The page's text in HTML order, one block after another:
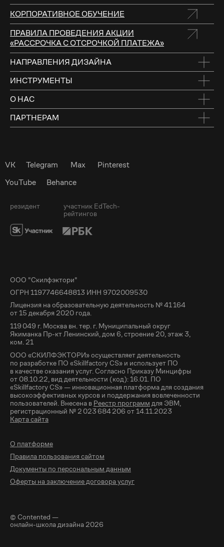
КОРПОРАТИВНОЕ ОБУЧЕНИЕ
ПРАВИЛА ПРОВЕДЕНИЯ АКЦИИ
«РАССРОЧКА С ОТСРОЧКОЙ ПЛАТЕЖА»
НАПРАВЛЕНИЯ ДИЗАЙНА
ИНСТРУМЕНТЫ
О НАС
ПАРТНЕРАМ
ООО "Скилфэктори"
119 049 г. Москва вн. тер. г. Муниципальный округ
Якиманка Пр-кт Ленинский, дом 6, строение 20, этаж 3,
ком. 21
ОГРН 1197746648813 ИНН 9702009530
Лицензия на образовательную деятельность № 41 164
от 15 декабря 2020 года.
Оферты на заключение договора услуг
Правила пользования сайтом
О платформе
Документы по персональным данным
резидент
участник EdTech-
рейтингов
Pinterest
© Contented —
онлайн-школа дизайна 2026
YouTube Behance
Telegram Max
VK
ООО «СКИЛФЭКТОРИ» осуществляет деятельность
по разработке ПО «Skillfactory CS» и использует ПО
в качестве оказания услуг. Согласно Приказу Минцифры
от 08.10.22, вид деятельности (код): 16.01. ПО
«Skillfactory CS» — инновационная платформа для создания
высокоэффективных курсов и поддержания вовлеченности
пользователей. Внесена в Реестр программ для ЭВМ,
регистрационный № 2 023 684 206 от 14.11.2023
Карта сайта